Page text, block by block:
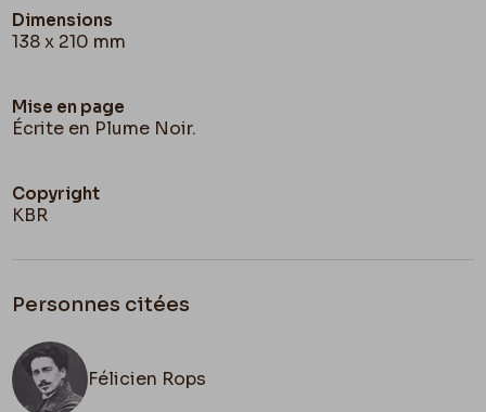
Dimensions
138 x 210 mm
Mise en page
Écrite en Plume Noir.
Copyright
KBR
Personnes citées
Félicien Rops